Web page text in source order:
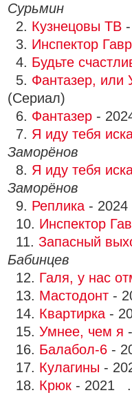
Сурьмин
2. Кузнецовы ТВ
3. Инспектор
4. Будьте
5. Фантазер, или
(Сериал)
6. Фантазер -
7. Я иду тебя
Заморёнов
8. Я иду тебя
Заморёнов
9. Реплика -
10. Инспектор
11. Запасный
Бабинцев
12. Галя, у нас
13. Мастодонт -
14. Квартирка -
15. Умнее, чем я
16. Балабол-6 -
17. Кулагины -
18. Крюк - 2021